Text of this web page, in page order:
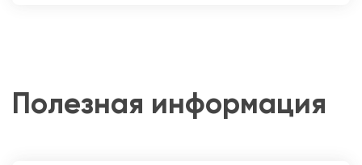
Полезная информация